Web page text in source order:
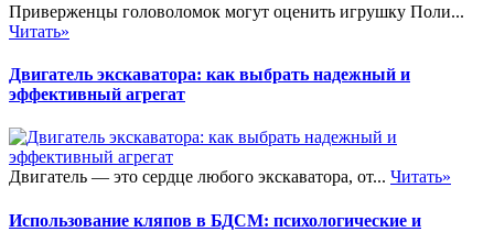
Приверженцы головоломок могут оценить игрушку Поли...
Читать»
Двигатель экскаватора: как выбрать надежный и
эффективный агрегат
Двигатель — это сердце любого экскаватора, от... Читать»
Использование кляпов в БДСМ: психологические и